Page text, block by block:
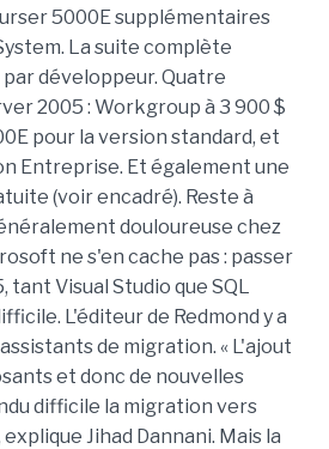
5000E supplémentaires
La suite complète
par développeur. Quatre
2005 : Workgroup à 3 900 $
pour la version standard, et
Entreprise. Et également une
(voir encadré). Reste à
douloureuse chez
ne s'en cache pas : passer
tant Visual Studio que SQL
L'éditeur de Redmond y a
de migration. « L'ajout
et donc de nouvelles
difficile la migration vers
Jihad Dannani. Mais la